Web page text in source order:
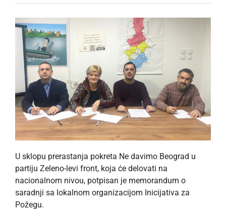
U sklopu prerastanja pokreta Ne davimo Beograd u
partiju Zeleno-levi front, koja će delovati na
nacionalnom nivou, potpisan je memorandum o
saradnji sa lokalnom organizacijom Inicijativa za
Požegu.